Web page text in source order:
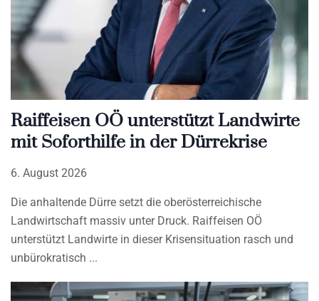
Raiffeisen OÖ unterstützt Landwirte
mit Soforthilfe in der Dürrekrise
6. August 2026
Die anhaltende Dürre setzt die oberösterreichische
Landwirtschaft massiv unter Druck. Raiffeisen OÖ
unterstützt Landwirte in dieser Krisensituation rasch und
unbürokratisch